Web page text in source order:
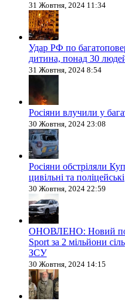
31 Жовтня, 2024 11:34
Удар РФ по
дитина, понад 30
31 Жовтня, 2024 8:54
Росіяни влучили у
30 Жовтня, 2024 23:08
Росіяни обстріляли
цивільні та поліцейські
30 Жовтня, 2024 22:59
ОНОВЛЕНО: Новий
Sport за 2 мільйони
ЗСУ
30 Жовтня, 2024 14:15